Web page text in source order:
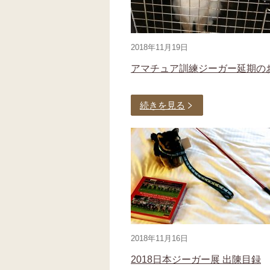
2018年11月19日
アマチュア訓練ジーガー延期の
続きを見る
2018年11月16日
2018日本ジーガー展 出陳目録